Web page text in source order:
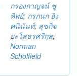
กรองกาญจน์ ชู
ทิพย์; กรกนก อิง
คนินันท์; สุขกิจ
ยะโสธรศรีกุล;
Norman
Scholfield